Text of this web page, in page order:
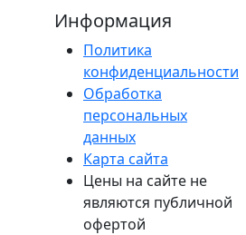
Информация
Политика
конфиденциальности
Обработка
персональных
данных
Карта сайта
Цены на сайте не
являются публичной
офертой